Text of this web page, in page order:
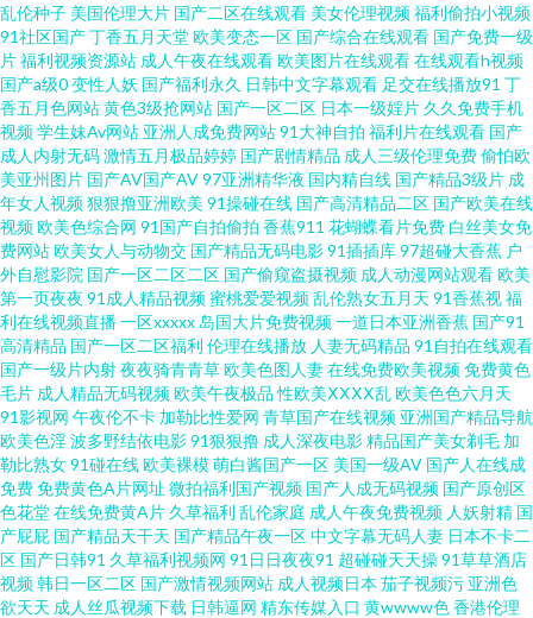
芒果在线观看 亚洲中文字幕a∨在 国产午夜视频 婷婷秘精品果冻传媒 成人影
片大香蕉 欧美性色黄在 中文字幕有码在线播放 精品国产卡一卡2卡3卡 亚洲
精品国产老牛 国产精品视频对白刺激 国产99小视频 日本特级婬片中文 91免
费版视频 九七电影在线观看 亚洲大片永久精品免费 国产黄大 秋霞露色 91国
偷 快活影院免费版 91小视频在线 久热视频精品 一级美女制服黄 欧美自拍亚
洲综合图区 成全电影大全免费观看完整版动漫 www人人操 麻豆一二区 亚洲
综合伊人蕉 国产熟妇高潮叫床视频播放 日韩无码久久久 97福利 九九热这里
只有 午夜看片影院在线观看 福利短片在线观看 欧洲成在人线视频免费 最新
高清日本电影 激情在线观看视频 午夜免费观看福利片 国产一区二区免费精品
三区在线看 99人人操 理论片电影网 亚洲精品国产摄像头 国产第一福利影院
乱伦种子 美国伦理大片 国产二区在线观看 美女伦理视频福利偷拍小视频
91社区国产丁香五月天堂欧美变态一区 国产综合在线观看 国产免费一级
片福利视频资源站 成人午夜在线观看欧美图片在线观看在线观看h视频
国产a级0变性人妖 国产福利永久 日韩中文字幕观看 足交在线播放91 丁
香五月色网站黄色3级抢网站 国产一区二区 日本一级婬片 久久免费手机
视频学生妹Av网站 亚洲人成免费网站91大神自拍 福利片在线观看 国产
成人内射无码激情五月极品婷婷 国产剧情精品 成人三级伦理免费偷怕欧
美亚州图片 国产AV国产AV97亚洲精华液 国内精自线 国产精品3级片 成
年女人视频狠狠撸亚洲欧美 91操碰在线 国产高清精品二区 国产欧美在线
视频欧美色综合网 91国产自拍偷拍 香蕉911 花蝴蝶看片免费 白丝美女免
费网站欧美女人与动物交 国产精品无码电影91插插库97超碰大香蕉 户
外自慰影院 国产一区二区二区 国产偷窥盗摄视频 成人动漫网站观看欧美
第一页夜夜 91成人精品视频蜜桃爱爱视频乱伦熟女五月天 91香蕉视福
利在线视频直播一区xxxxx 岛国大片免费视频一道日本亚洲香蕉 国产91
高清精品 国产一区二区福利 伦理在线播放 人妻无码精品 91自拍在线观看
国产一级片内射夜夜骑青青草欧美色图人妻在线免费欧美视频免费黄色
毛片 成人精品无码视频欧美午夜极品 性欧美ⅩⅩⅩⅩ乱欧美色色六月天
91影视网 午夜伦不卡 加勒比性爱网 青草国产在线视频 亚洲国产精品导航
欧美色淫波多野结依电影91狠狠撸 成人深夜电影精品国产美女剃毛 加
勒比熟女91碰在线欧美裸模萌白酱国产一区 美国一级AV 国产人在线成
免费免费黄色A片网址 微拍福利国产视频 国产人成无码视频 国产原创区
色花堂在线免费黄A片 久草福利 乱伦家庭 成人午夜免费视频 人妖射精 国
产屁屁 国产精品天干天 国产精品午夜一区中文字幕无码人妻 日本不卡二
区 国产日韩91 久草福利视频网 91日日夜夜91 超碰碰天天操91草草酒店
视频韩日一区二区 国产激情视频网站 成人视频日本 茄子视频污 亚洲色
欲天天 成人丝瓜视频下载 日韩逼网 精东传媒入口 黄wwww色香港伦理